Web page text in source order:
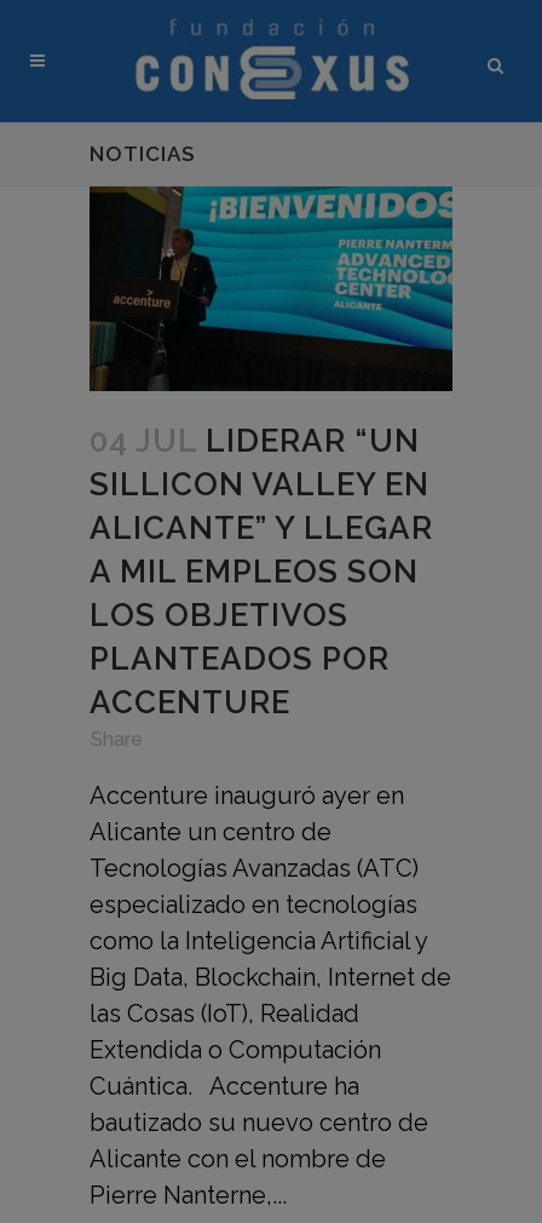
NOTICIAS
04 JUL LIDERAR “UN
SILLICON VALLEY EN
ALICANTE” Y LLEGAR
A MIL EMPLEOS SON
LOS OBJETIVOS
PLANTEADOS POR
ACCENTURE
Share
Accenture inauguró ayer en
Alicante un centro de
Tecnologías Avanzadas (ATC)
especializado en tecnologías
como la Inteligencia Artificial y
Big Data, Blockchain, Internet de
las Cosas (IoT), Realidad
Extendida o Computación
Cuántica. Accenture ha
bautizado su nuevo centro de
Alicante con el nombre de
Pierre Nanterne,...